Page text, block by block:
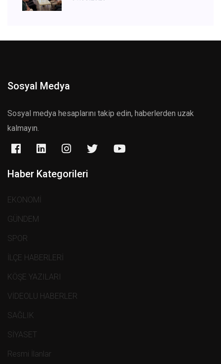
Sosyal Medya
Sosyal medya hesaplarını takip edin, haberlerden uzak
kalmayın.
Haber Kategorileri
EKONOMİ
GÜNDEM
SPOR
İLÇE HABERLERİ
KÖŞE YAZILARI
VİDEOLU HABERLER
SAĞLIK
SİYASET
Resmi İlanlar